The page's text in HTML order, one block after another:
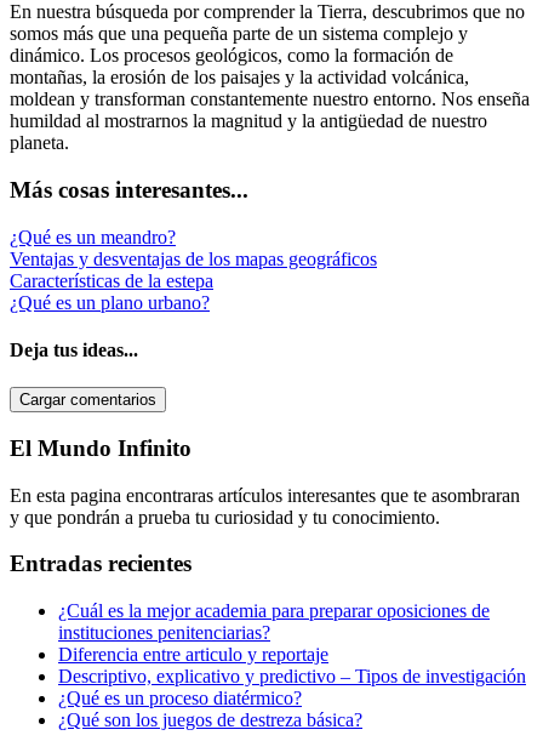
En nuestra búsqueda por comprender la Tierra, descubrimos que no
somos más que una pequeña parte de un sistema complejo y
dinámico. Los procesos geológicos, como la formación de
montañas, la erosión de los paisajes y la actividad volcánica,
moldean y transforman constantemente nuestro entorno. Nos enseña
humildad al mostrarnos la magnitud y la antigüedad de nuestro
planeta.
Más cosas interesantes...
¿Qué es un meandro?
Ventajas y desventajas de los mapas geográficos
Características de la estepa
¿Qué es un plano urbano?
Deja tus ideas...
Cargar comentarios
Barra
lateral
primaria
El Mundo Infinito
En esta pagina encontraras artículos interesantes que te asombraran
y que pondrán a prueba tu curiosidad y tu conocimiento.
Entradas recientes
¿Cuál es la mejor academia para preparar oposiciones de
instituciones penitenciarias?
Diferencia entre articulo y reportaje
Descriptivo, explicativo y predictivo – Tipos de investigación
¿Qué es un proceso diatérmico?
¿Qué son los juegos de destreza básica?